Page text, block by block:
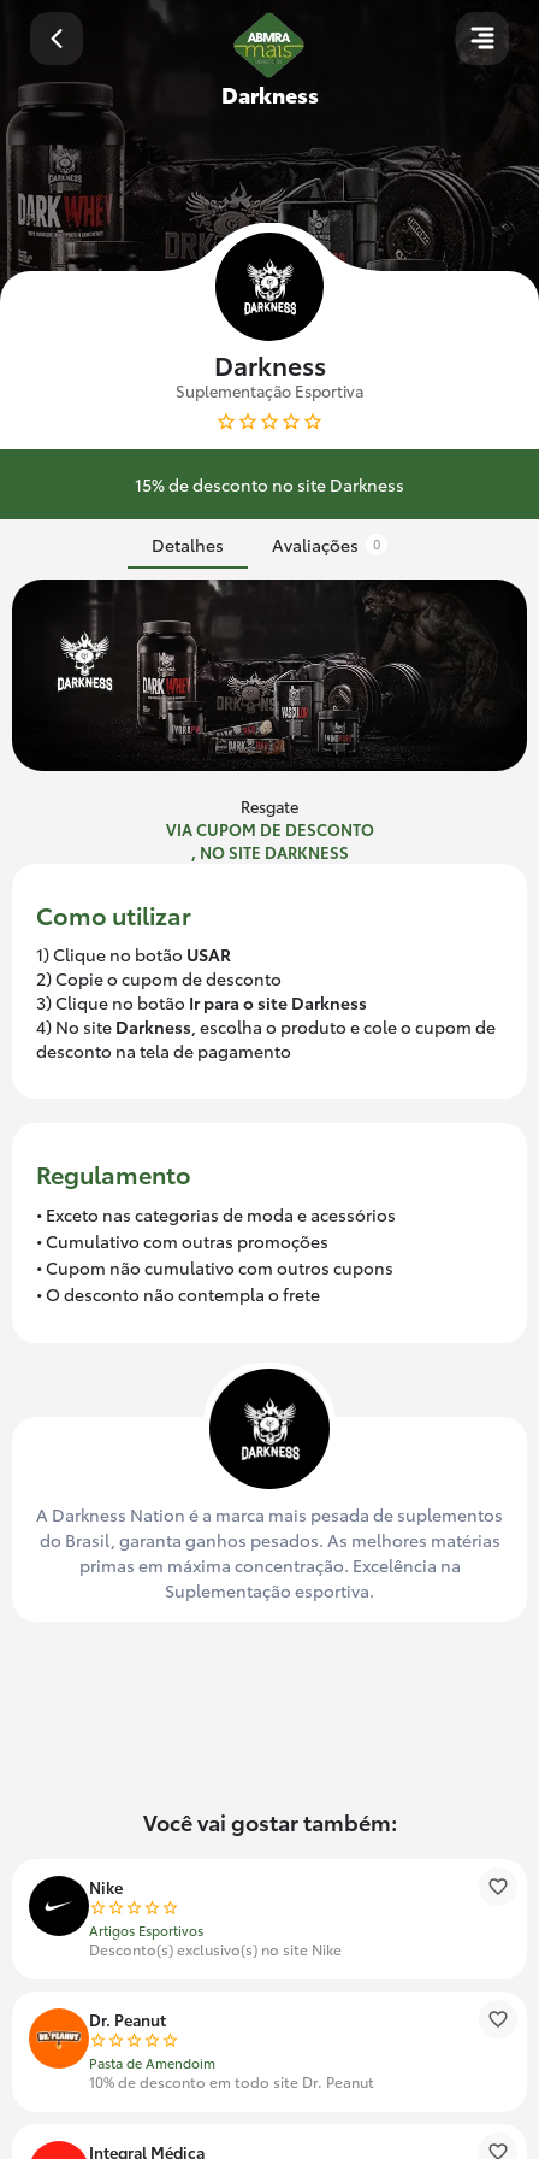
Darkness
Darkness
Suplementação Esportiva
15% de desconto no site Darkness
Detalhes Avaliações 0
Resgate
VIA CUPOM DE DESCONTO
, NO SITE DARKNESS
Como utilizar
1) Clique no botão USAR
2) Copie o cupom de desconto
3) Clique no botão Ir para o site Darkness
4) No site Darkness , escolha o produto e cole o cupom de
desconto na tela de pagamento
Regulamento
• Exceto nas categorias de moda e acessórios
• Cumulativo com outras promoções
• Cupom não cumulativo com outros cupons
• O desconto não contempla o frete
A Darkness Nation é a marca mais pesada de suplementos
do Brasil, garanta ganhos pesados. As melhores matérias
primas em máxima concentração. Excelência na
Suplementação esportiva.
Você vai gostar também:
Nike
Artigos Esportivos
Desconto(s) exclusivo(s) no site Nike
Dr. Peanut
Pasta de Amendoim
10% de desconto em todo site Dr. Peanut
Integral Médica